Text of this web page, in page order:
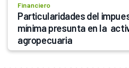
Financiero
Particularidades del
mínima presunta en la
agropecuaria